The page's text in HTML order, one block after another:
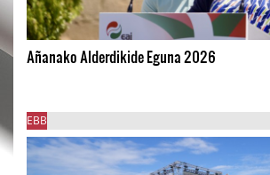
Añanako Alderdikide Eguna 2026
EBB